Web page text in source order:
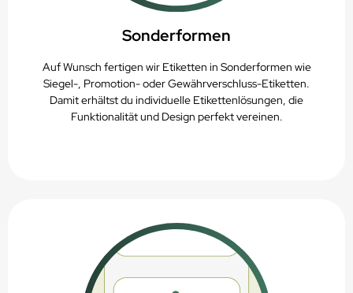
Sonderformen
Auf Wunsch fertigen wir Etiketten in Sonderformen wie
Siegel-, Promotion- oder Gewährverschluss-Etiketten.
Damit erhältst du individuelle Etikettenlösungen, die
Funktionalität und Design perfekt vereinen.